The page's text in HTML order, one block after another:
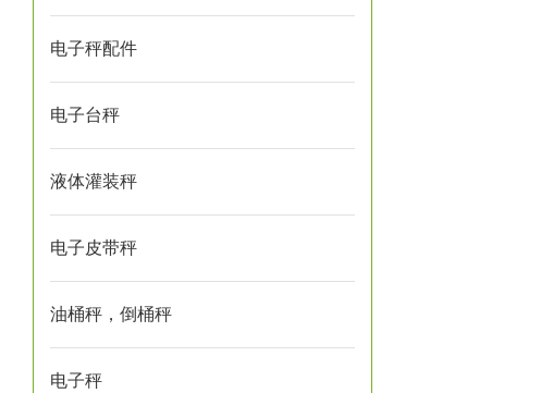
电子秤配件
电子台秤
液体灌装秤
电子皮带秤
油桶秤，倒桶秤
电子秤